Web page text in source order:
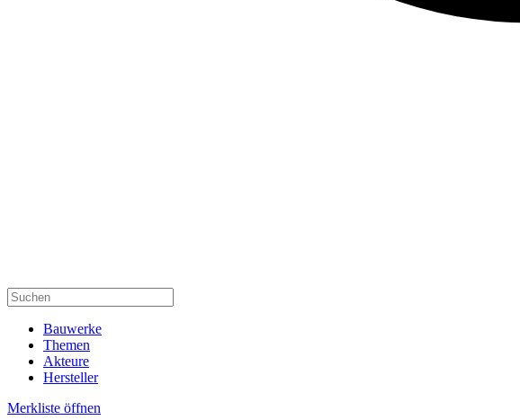
Bauwerke
Themen
Akteure
Hersteller
Merkliste öffnen